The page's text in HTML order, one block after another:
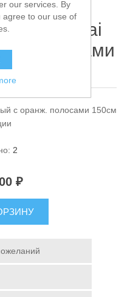
средства
Jin Tai
полосами
с оранж. полосами 150см
2
₽
our services. By
agree to our use of